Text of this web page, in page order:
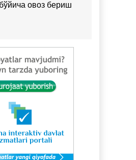
овоз бериш